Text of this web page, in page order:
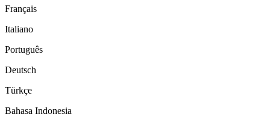
Français
Italiano
Português
Deutsch
Türkçe
Bahasa Indonesia